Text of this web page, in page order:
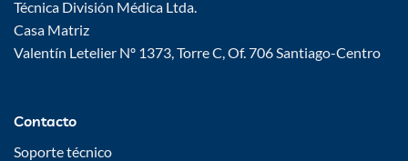
Técnica División Médica Ltda.
Casa Matriz
Valentín Letelier Nº 1373, Torre C, Of. 706 Santiago-Centro
Contacto
Soporte técnico